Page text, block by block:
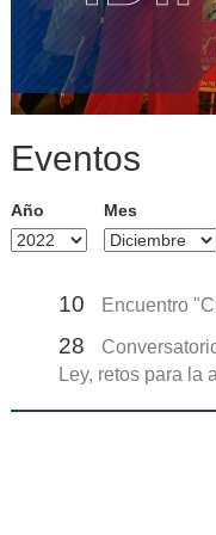
Eventos
Año Mes
10 Encuentro
28
Ley, retos para la